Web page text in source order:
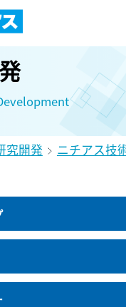
究開発
ニチアス技